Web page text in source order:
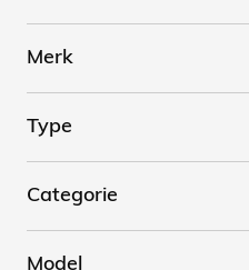
Merk
Type
Categorie
Model